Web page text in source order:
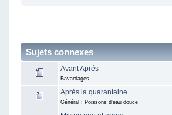
Sujets connexes
Avant Aprés
Bavardages
Après la quarantaine
Général : Poissons d'eau douce